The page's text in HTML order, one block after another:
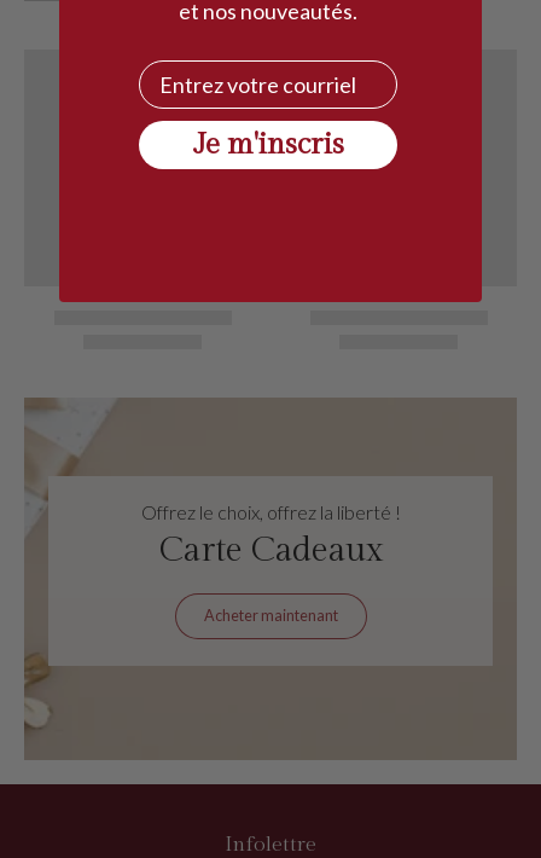
Offrez le choix, offrez la liberté !
Carte Cadeaux
Acheter maintenant
Infolettre
et nos nouveautés.
Courriel
Je m'inscris